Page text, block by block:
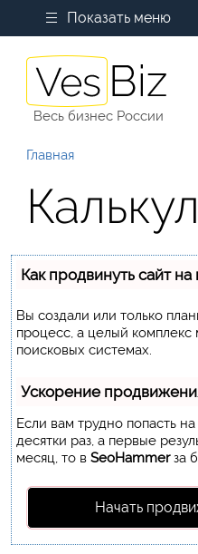
Показать меню
Весь бизнес России
Главная
Как продвинуть сайт
Вы создали или только
процесс, а целый
поисковых системах.
Ускорение
Если вам трудно попасть
десятки раз, а первые
месяц, то в SeoHammerза
Начать